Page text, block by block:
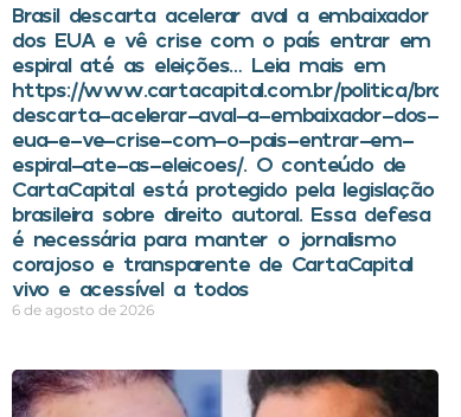
Brasil descarta acelerar aval a embaixador
dos EUA e vê crise com o país entrar em
espiral até as eleições… Leia mais em
https://www.cartacapital.com.br/politica/brasil-
descarta-acelerar-aval-a-embaixador-dos-
eua-e-ve-crise-com-o-pais-entrar-em-
espiral-ate-as-eleicoes/. O conteúdo de
CartaCapital está protegido pela legislação
brasileira sobre direito autoral. Essa defesa
é necessária para manter o jornalismo
corajoso e transparente de CartaCapital
vivo e acessível a todos
6 de agosto de 2026